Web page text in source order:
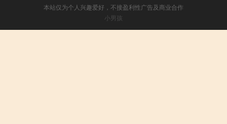
本站仅为个人兴趣爱好，不接盈利性广告及商业合作
小男孩